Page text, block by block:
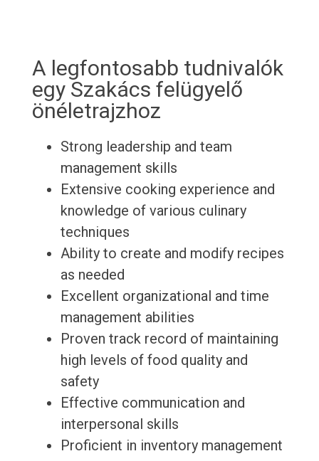
A legfontosabb tudnivalók
egy Szakács felügyelő
önéletrajzhoz
Strong leadership and team
management skills
Extensive cooking experience and
knowledge of various culinary
techniques
Ability to create and modify recipes
as needed
Excellent organizational and time
management abilities
Proven track record of maintaining
high levels of food quality and
safety
Effective communication and
interpersonal skills
Proficient in inventory management